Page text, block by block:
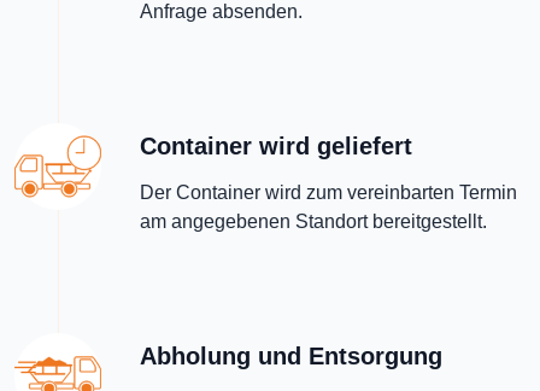
Anfrage absenden.
Container wird geliefert
Der Container wird zum vereinbarten Termin
am angegebenen Standort bereitgestellt.
Abholung und Entsorgung